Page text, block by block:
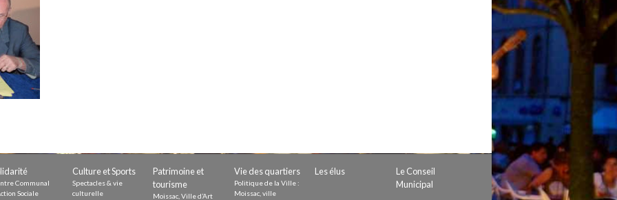
Communal
Sociale
Culture et Sports
Spectacles & vie
culturelle
Patrimoine et
tourisme
Moissac, Ville d’Art
Vie des quartiers
Politique de la Ville :
Moissac, ville
Les élus
Le Conseil
Municipal